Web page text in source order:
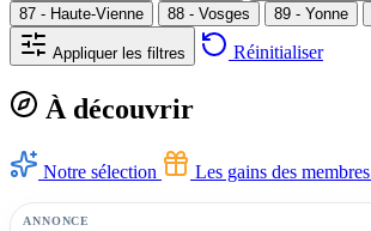
87 - Haute-Vienne
88 - Vosges 89 - Yonne
Appliquer les filtres Réinitialiser
À découvrir
Notre sélection Les gains des membres
ANNONCE